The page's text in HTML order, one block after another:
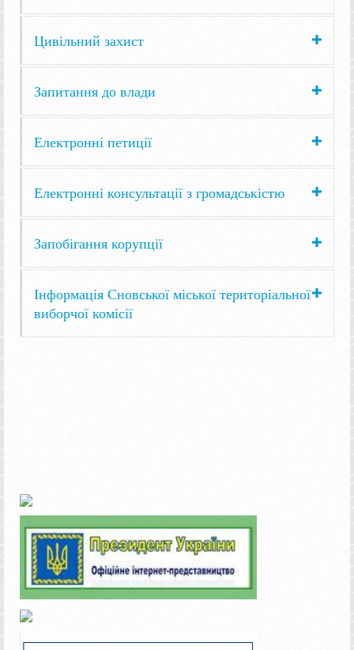
Цивільний захист
Запитання до влади
Електронні петиції
Електронні консультації з громадськістю
Запобігання корупції
Інформація Сновської міської територіальної
виборчої комісії